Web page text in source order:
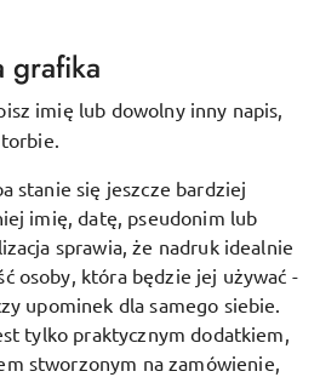
grafika
imię lub dowolny inny napis,
stanie się jeszcze bardziej
imię, datę, pseudonim lub
sprawia, że nadruk idealnie
osoby, która będzie jej używać -
upominek dla samego siebie.
tylko praktycznym dodatkiem,
stworzonym na zamówienie,